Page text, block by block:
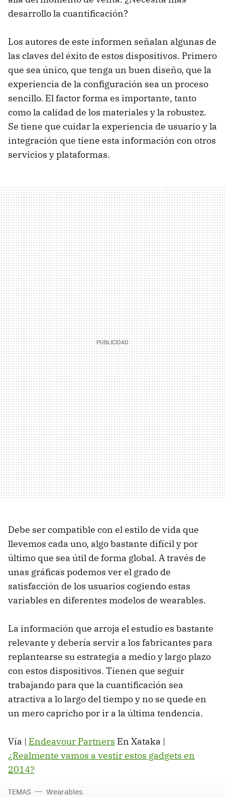
desarrollo la cuantificación?
Los autores de este informen señalan algunas de
las claves del éxito de estos dispositivos. Primero
que sea único, que tenga un buen diseño, que la
experiencia de la configuración sea un proceso
sencillo. El factor forma es importante, tanto
como la calidad de los materiales y la robustez.
Se tiene que cuidar la experiencia de usuario y la
integración que tiene esta información con otros
servicios y plataformas.
Debe ser compatible con el estilo de vida que
llevemos cada uno, algo bastante difícil y por
último que sea útil de forma global. A través de
unas gráficas podemos ver el grado de
satisfacción de los usuarios cogiendo estas
variables en diferentes modelos de wearables.
La información que arroja el estudio es bastante
relevante y debería servir a los fabricantes para
replantearse su estrategia a medio y largo plazo
con estos dispositivos. Tienen que seguir
trabajando para que la cuantificación sea
atractiva a lo largo del tiempo y no se quede en
un mero capricho por ir a la última tendencia.
Vía | Endeavour Partners En Xataka |
¿Realmente vamos a vestir estos gadgets en
2014?
TEMAS Wearables